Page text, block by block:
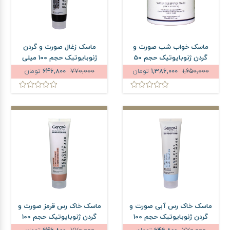
ماسک خواب شب صورت و
گردن ژنوبایوتیک حجم 50
میلی لیتر1,650,000
1,386,000 تومان
ماسک زغال صورت و گردن
ژنوبایوتیک حجم 100 میلی
لیتر
770,000 تومان
ماسک خاک رس آبی صورت و
گردن ژنوبایوتیک حجم 100
ماسک خاک رس قرمز صورت و
گردن ژنوبایوتیک حجم 100